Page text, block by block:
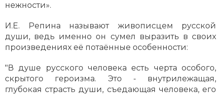
нежности».
И.Е. Репина называют живописцем русской
души, ведь именно он сумел выразить в своих
произведениях её потаённые особенности:
"В душе русского человека есть черта особого,
скрытого героизма. Это - внутрилежащая,
глубокая страсть души, съедающая человека, его